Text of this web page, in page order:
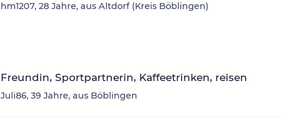
hm1207, 28 Jahre, aus Altdorf (Kreis Böblingen)
Freundin, Sportpartnerin, Kaffeetrinken, reisen
Juli86, 39 Jahre, aus Böblingen